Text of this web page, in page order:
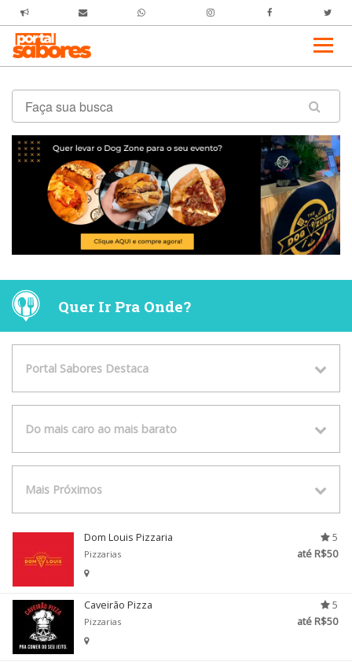
Quer Ir Pra Onde?
Portal Sabores Destaca
Do mais caro ao mais barato
Mais Próximos
Dom Louis Pizzaria
Pizzarias
5
até R$50
Caveirão Pizza
Pizzarias
5
até R$50